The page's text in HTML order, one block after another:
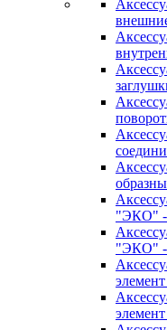
"ЭКО" -
"ЭКО" -